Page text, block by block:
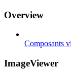
Overview
Composants
ImageViewer